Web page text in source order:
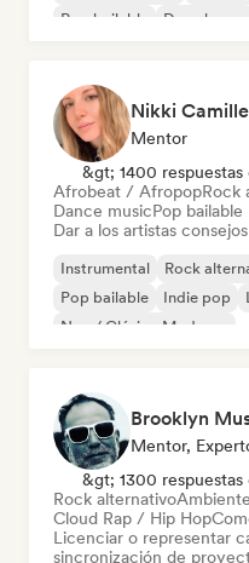
Pop bailable
Deep house
Nikki
Mentor
&gt; 1400 respuestas
Afrobeat / AfropopRock
Dance musicPop bailable
Dar a los artistas
Instrumental Rock
Pop bailable
Indie pop
Neo / Clásico Moderno
Brooklyn
&gt; 1300 respuestas
Rock alternativoAmbiente
Cloud Rap / Hip Hop
Licenciar o representar
sincronización de